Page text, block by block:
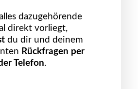
dazugehörende
direkt vorliegt,
du dir und deinem
Rückfragen per
Telefon.